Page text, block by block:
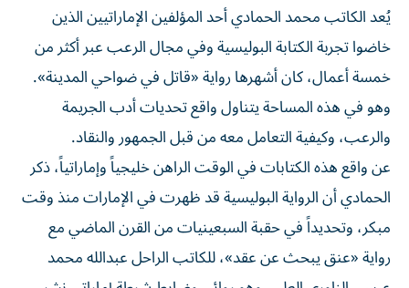
يُعد الكاتب محمد الحمادي أحد المؤلفين الإماراتيين الذين
خاضوا تجربة الكتابة البوليسية وفي مجال الرعب عبر أكثر من
خمسة أعمال، كان أشهرها رواية «قاتل في ضواحي المدينة».
وهو في هذه المساحة يتناول واقع تحديات أدب الجريمة
والرعب، وكيفية التعامل معه من قبل الجمهور والنقاد.
عن واقع هذه الكتابات في الوقت الراهن خليجياً وإماراتياً، ذكر
الحمادي أن الرواية البوليسية قد ظهرت في الإمارات منذ وقت
مبكر، وتحديداً في حقبة السبعينيات من القرن الماضي مع
رواية «عنق يبحث عن عقد»، للكاتب الراحل عبدالله محمد